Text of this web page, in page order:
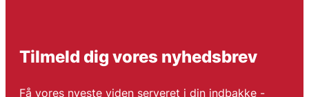
Tilmeld dig vores nyhedsbrev
Få vores nyeste viden serveret i din indbakke -